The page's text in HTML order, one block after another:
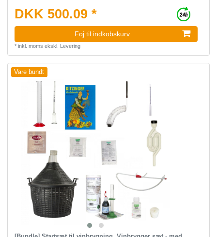
DKK 500.09 *
Foj til indkobskurv
* inkl. moms ekskl. Levering
Vare bundt